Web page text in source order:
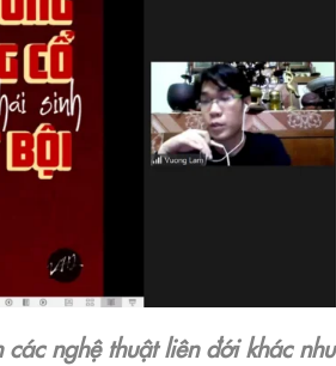
nghệ thuật liên đới khác như